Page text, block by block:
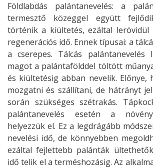
Földlabdás palántanevelés: a
termesztő közeggel együtt
történik a kiültetés, ezáltal
regenerációs idő. Ennek típusai: a
a cserepes. Tálcás palántanevelés
magot a palántafölddel töltött
és kiültetésig abban nevelik. Előnye,
mozgatni és szállítani, de hátrányt
során szükséges szétrakás.
palántanevelés esetén a
helyezzük el. Ez a legdrágább
nevelési idő, de könnyebben
ezáltal fejlettebb palánták
idő telik el a terméshozásig. Az